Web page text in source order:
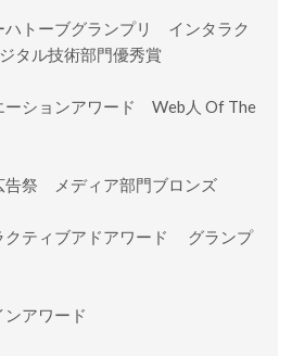
トーブグランプリ インタラク
タル技術部門優秀賞
ションアワード Web人 Of The
祭 メディア部門ブロンズ
ティブアドアワード グランプ
アワード